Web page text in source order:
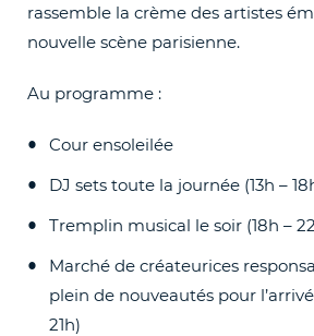
rassemble la crème des artistes
nouvelle scène parisienne.
Au programme :
Cour ensoleilée
DJ sets toute la journée (13h –
Tremplin musical le soir (18h –
Marché de créateurices
plein de nouveautés pour
21h)